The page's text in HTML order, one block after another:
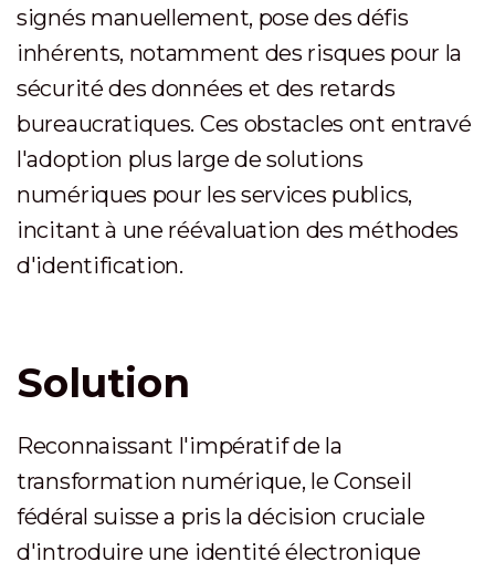
signés manuellement, pose des défis
inhérents, notamment des risques pour la
sécurité des données et des retards
bureaucratiques. Ces obstacles ont entravé
l'adoption plus large de solutions
numériques pour les services publics,
incitant à une réévaluation des méthodes
d'identification.
Solution
Reconnaissant l'impératif de la
transformation numérique, le Conseil
fédéral suisse a pris la décision cruciale
d'introduire une identité électronique